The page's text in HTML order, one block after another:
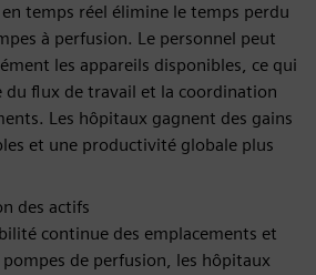
temps réel élimine le temps perdu
à perfusion. Le personnel peut
les appareils disponibles, ce qui
du flux de travail et la coordination
Les hôpitaux gagnent des gains
et une productivité globale plus
des actifs
continue des emplacements et
de perfusion, les hôpitaux